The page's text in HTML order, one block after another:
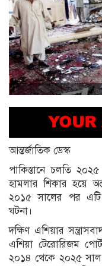
আন্তর্জাতিক ডেস্ক
পাকিস্তানে চলতি
হামলার শিকার হয়ে
২০১৫ সালের পর এটি
ঘটনা।
দক্ষিণ এশিয়ার
এশিয়া টেরোরিজম
২০১৪ থেকে ২০২৫ সাল